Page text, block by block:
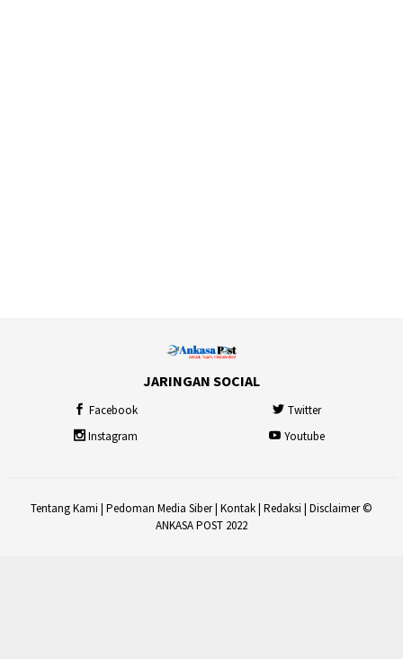
JARINGAN SOCIAL
Facebook
Twitter
Instagram
Youtube
Tentang Kami | Pedoman Media Siber| Kontak| Redaksi | Disclaimer©
ANKASA POST 2022